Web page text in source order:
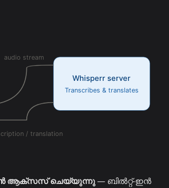
ആക്‌സസ് ചെയ്യുന്നു— ബിൽറ്റ്-ഇൻ